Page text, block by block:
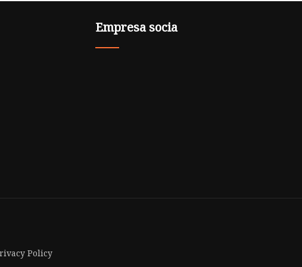
Empresa socia
Policy